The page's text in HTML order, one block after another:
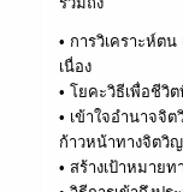
• การวิเคราะห์ต
เนื่อง
• โยคะวิธีเพื่อชี
• เข้าใจอำนาจจิ
ก้าวหน้าทางจิตวิ
• สร้างเป้าหมาย